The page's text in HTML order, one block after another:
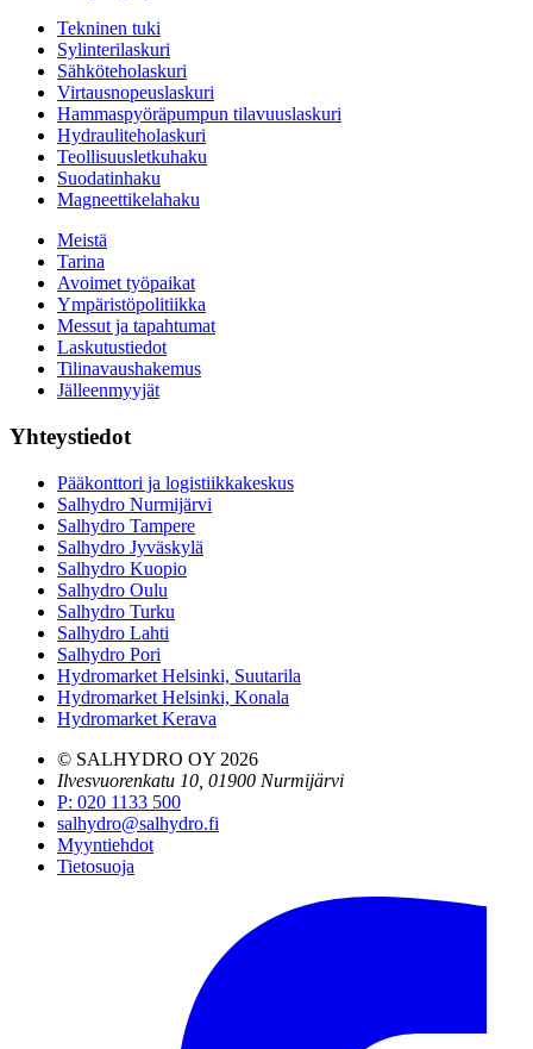
Tekninen tuki
Sylinterilaskuri
Sähköteholaskuri
Virtausnopeuslaskuri
Hammaspyöräpumpun tilavuuslaskuri
Hydrauliteholaskuri
Teollisuusletkuhaku
Suodatinhaku
Magneettikelahaku
Meistä
Tarina
Avoimet työpaikat
Ympäristöpolitiikka
Messut ja tapahtumat
Laskutustiedot
Tilinavaushakemus
Jälleenmyyjät
Yhteystiedot
Pääkonttori ja logistiikkakeskus
Salhydro Nurmijärvi
Salhydro Tampere
Salhydro Jyväskylä
Salhydro Kuopio
Salhydro Oulu
Salhydro Turku
Salhydro Lahti
Salhydro Pori
Hydromarket Helsinki, Suutarila
Hydromarket Helsinki, Konala
Hydromarket Kerava
© SALHYDRO OY 2026
Ilvesvuorenkatu 10, 01900 Nurmijärvi
P: 020 1133 500
salhydro@salhydro.fi
Myyntiehdot
Tietosuoja